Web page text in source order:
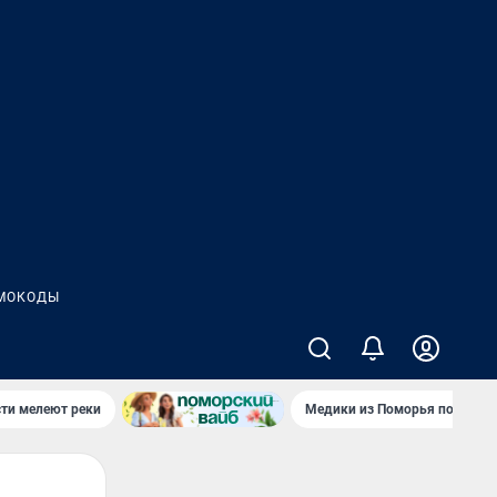
мелеют реки Медики из Поморья поехали